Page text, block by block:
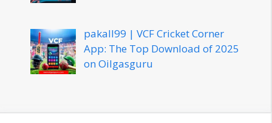
pakall99 | VCF Cricket Corner
App: The Top Download of 2025
on Oilgasguru